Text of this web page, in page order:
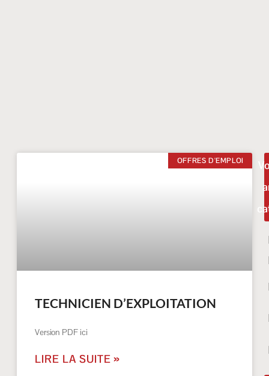
OFFRES D'EMPLOI
TECHNICIEN D’EXPLOITATION
Version PDF ici
LIRE LA SUITE »